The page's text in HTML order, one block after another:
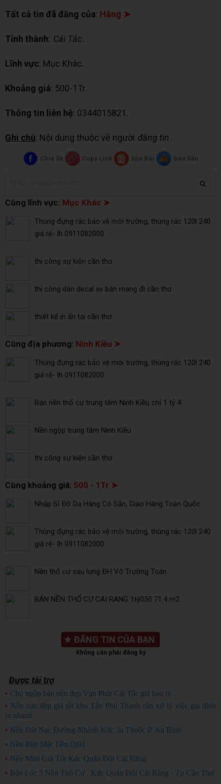
Tất cả tin đã đăng của: Hằng ➤
Tỉnh thành: Cái Tắc.
Lĩnh vực: Mục Khác.
Khoảng giá: 500-1Tr.
Thông tin liên hệ: 0344015821.
Ghi chú: Nội dung thuộc về người đăng tin.
Chia Sẻ Copy Link Xóa Bài Báo Xấu
Cùng lĩnh vực: Mục Khác ➤
Thùng đựng rác bảo vệ môi trường, thùng rác 120l 240
giá rẻ- lh 0911082000
thi công sự kiện cần thơ
thi công dán decal xe bán mang đi cần thơ
thiết kế in ấn tại cần thơ
Cùng địa phương: Ninh Kiều ➤
Thùng đựng rác bảo vệ môi trường, thùng rác 120l 240
giá rẻ- lh 0911082000
Bán nền thổ cư trung tâm Ninh Kiều chỉ 1 tỷ 4
Nền ngộp trung tâm Ninh Kiều
thi công sự kiện cần thơ
Cùng khoảng giá: 500 - 1Tr ➤
Nhập Sỉ Đồ Da Hàng Có Sẵn, Giao Hàng Toàn Quốc
Thùng đựng rác bảo vệ môi trường, thùng rác 120l 240
giá rẻ- lh 0911082000
Nền thổ cư sau lưng ĐH Võ Trường Toán
BÁN NỀN THỔ CƯ CAI RANG 1tỷ050 71.4 m2
★ ĐĂNG TIN CỦA BẠN
Không cần phải đăng ký
Được tài trợ
• Chủ ngộp bán nền đẹp Vạn Phát Cái Tắc giá bao rẻ
• Nền cực đẹp giá tốt khu Tân Phú Thạnh cần xử lý việc gia đình
ra nhanh
• Nền Đất Nạc Đường Nhánh Kdc 3a Thuộc P. An Bình
• Nền Biệt Mặt Tiền Ql91
• Nền Mini Giá Tốt Kdc Quân Đội Cái Răng
• Bán Lóc 3 Nền Thổ Cư . Kdc Quân Đội Cái Răng - Tp Cần Thơ